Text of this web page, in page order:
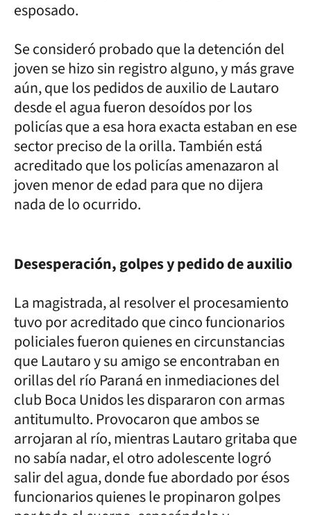
esposado.
Se consideró probado que la detención del
joven se hizo sin registro alguno, y más grave
aún, que los pedidos de auxilio de Lautaro
desde el agua fueron desoídos por los
policías que a esa hora exacta estaban en ese
sector preciso de la orilla. También está
acreditado que los policías amenazaron al
joven menor de edad para que no dijera
nada de lo ocurrido.
Desesperación, golpes y pedido de auxilio
La magistrada, al resolver el procesamiento
tuvo por acreditado que cinco funcionarios
policiales fueron quienes en circunstancias
que Lautaro y su amigo se encontraban en
orillas del río Paraná en inmediaciones del
club Boca Unidos les dispararon con armas
antitumulto. Provocaron que ambos se
arrojaran al río, mientras Lautaro gritaba que
no sabía nadar, el otro adolescente logró
salir del agua, donde fue abordado por ésos
funcionarios quienes le propinaron golpes